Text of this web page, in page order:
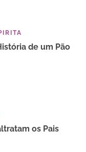
de um Pão
os Pais